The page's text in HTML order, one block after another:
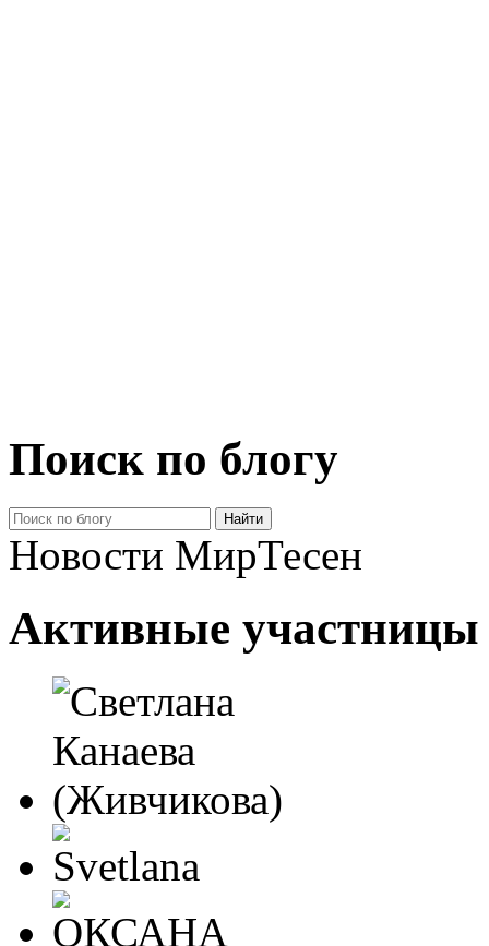
Поиск по блогу
Новости МирТесен
Активные участницы